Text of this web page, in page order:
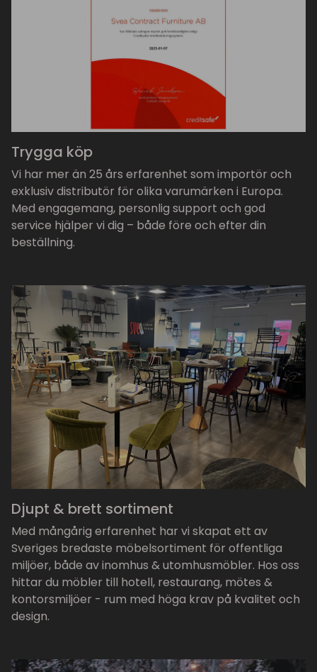
Trygga köp
Vi har mer än 25 års erfarenhet som importör och
exklusiv distributör för olika varumärken i Europa.
Med engagemang, personlig support och god
service hjälper vi dig – både före och efter din
beställning.
Djupt & brett sortiment
Med mångårig erfarenhet har vi skapat ett av
Sveriges bredaste möbelsortiment för offentliga
miljöer, både av inomhus & utomhusmöbler. Hos oss
hittar du möbler till hotell, restaurang, mötes &
kontorsmiljöer - rum med höga krav på kvalitet och
design.